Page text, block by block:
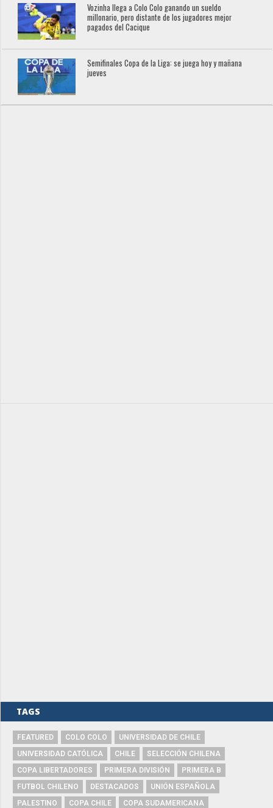
Vozinha llega a Colo Colo ganando un sueldo
millonario, pero distante de los jugadores mejor
pagados del Cacique
Semifinales Copa de la Liga: se juega hoy y mañana
jueves
TAGS
FEATURED COLO COLO
UNIVERSIDAD DE CHILE
UNIVERSIDAD CATÓLICA
CHILE
SELECCIÓN CHILENA
COPA LIBERTADORES
PRIMERA DIVISIÓN
PRIMERA B
FUTBOL CHILENO
DESTACADOS
UNIÓN ESPAÑOLA
PALESTINO
COPA CHILE
COPA SUDAMERICANA